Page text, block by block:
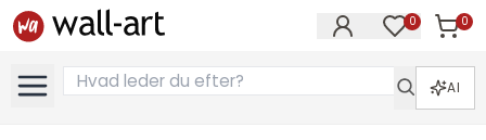
0 0
Varer
AI